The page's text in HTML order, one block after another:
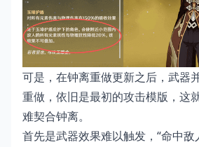
可是，在钟离重做更新之后，武器
重做，依旧是最初的攻击模版，这
难契合钟离。
首先是武器效果难以触发，“命中敌